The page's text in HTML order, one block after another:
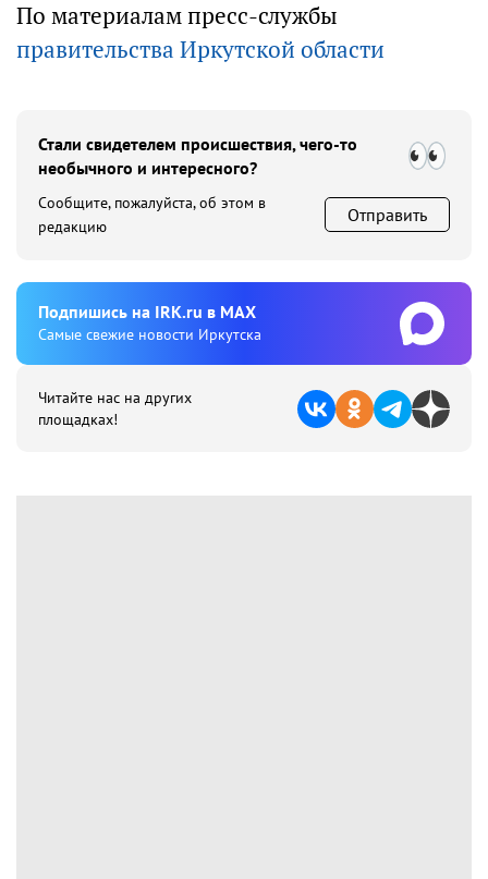
По материалам пресс-службы
правительства Иркутской области
Стали свидетелем происшествия, чего-то
необычного и интересного?
Сообщите, пожалуйста, об этом в
редакцию
Отправить
Подпишиcь на IRK.ru в MAX
Cамые свежие новости Иркутска
Читайте нас на других
площадках!